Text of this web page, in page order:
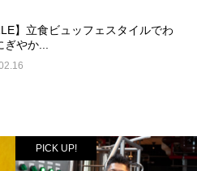
】立食ビュッフェスタイルでわ
やか...
PICK UP!